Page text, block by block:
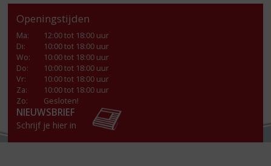
Openingstijden
Ma:
12:00 tot 18:00 uur
Di:
10:00 tot 18:00 uur
Wo:
10:00 tot 18:00 uur
Do:
10:00 tot 18:00 uur
Vr:
10:00 tot 18:00 uur
Za:
10:00 tot 18:00 uur
Zo:
Gesloten!
NIEUWSBRIEF
Schrijf je hier in